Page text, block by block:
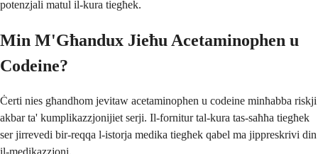
potenzjali matul il-kura tiegħek.
Min M'Għandux Jieħu Acetaminophen u
Codeine?
Ċerti nies għandhom jevitaw acetaminophen u codeine minħabba riskji
akbar ta' kumplikazzjonijiet serji. Il-fornitur tal-kura tas-saħħa tiegħek
ser jirrevedi bir-reqqa l-istorja medika tiegħek qabel ma jippreskrivi din
il-medikazzjoni.